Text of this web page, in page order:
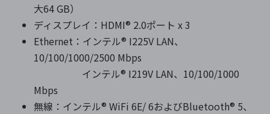
大64 GB）
ディスプレイ：HDMI® 2.0ポート x 3
Ethernet：インテル® I225V LAN、
10/100/1000/2500 Mbps
インテル® I219V LAN、10/100/1000
Mbps
無線：インテル® WiFi 6E/ 6およびBluetooth® 5、